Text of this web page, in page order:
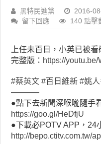
黑特民進黨 2016-
留下回應
140 點擊
上任未百日，小英已被
完整版： https://
#蔡英文 #百日維新 #姚
———–
●點下去新聞深喉嚨隨手
https://goo.gl/HeDfjU
●下載必POTV APP，24
http://bepo.ctitv.com.tw/